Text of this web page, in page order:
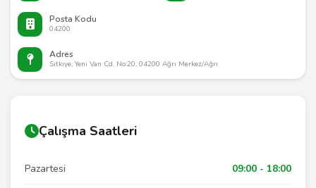
Posta Kodu
04200
Adres
Sıtkıye, Yeni Van Cd. No:20, 04200 Ağrı Merkez/Ağrı
Çalışma Saatleri
Pazartesi 09:00 - 18:00